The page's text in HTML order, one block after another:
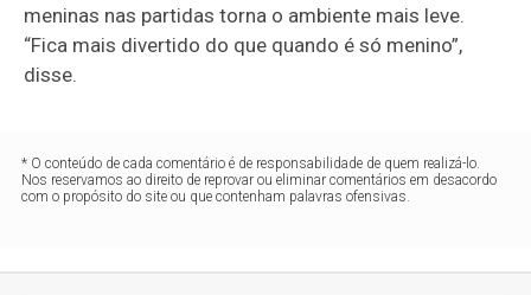
meninas nas partidas torna o ambiente mais leve.
“Fica mais divertido do que quando é só menino”,
disse.
* O conteúdo de cada comentário é de responsabilidade de quem realizá-lo.
Nos reservamos ao direito de reprovar ou eliminar comentários em desacordo
com o propósito do site ou que contenham palavras ofensivas.